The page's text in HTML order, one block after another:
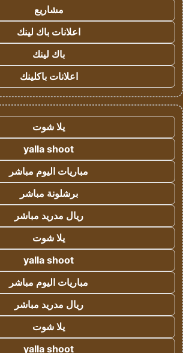
مشاريع
اعلانات باك لينك
باك لينك
اعلانات باكلينك
يلا شوت
yalla shoot
مباريات اليوم مباشر
برشلونة مباشر
ريال مدريد مباشر
يلا شوت
yalla shoot
مباريات اليوم مباشر
ريال مدريد مباشر
يلا شوت
yalla shoot